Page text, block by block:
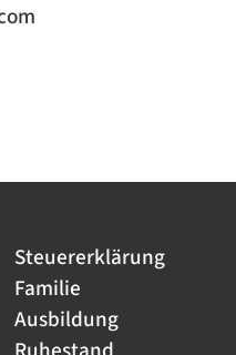
Steuererklärung
Familie
Ausbildung